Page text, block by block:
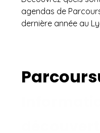
agendas de
dernière année au